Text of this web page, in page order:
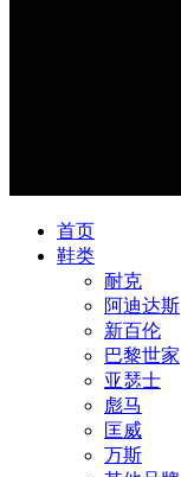
首页
鞋类
耐克
阿迪达斯
新百伦
巴黎世家
亚瑟士
彪马
匡威
万斯